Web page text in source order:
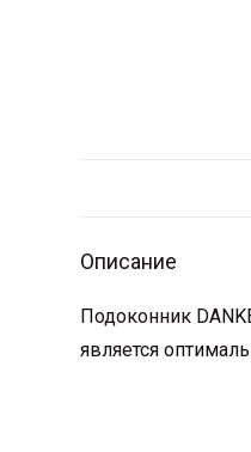
Описание
Подоконник
является